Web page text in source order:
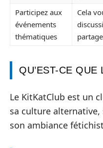
Participez aux
événements
thématiques
Cela
QU’EST-CE
Le KitKatClub est un
sa culture
son ambiance